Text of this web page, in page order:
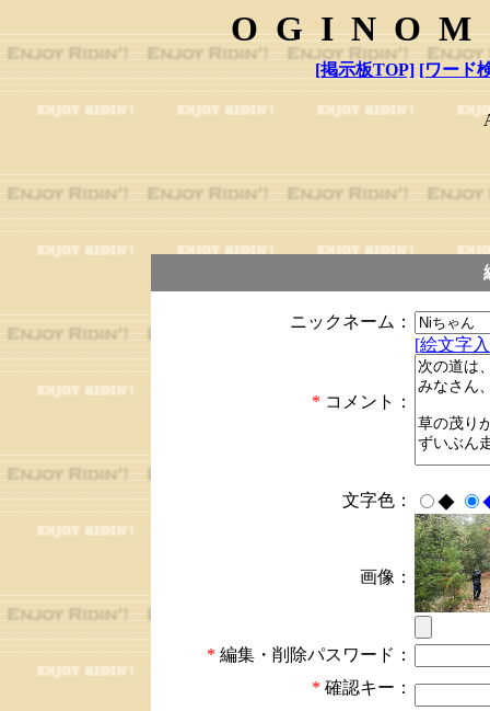
[掲示板TOP] [ワード
ニックネーム：
* コメント：
[絵文字
文字色： ◆
画像：
* 編集・削除パスワード：
* 確認キー：